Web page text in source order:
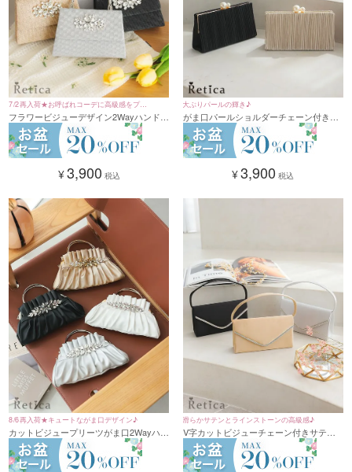
7/2再入荷★お呼ばれコーデに高級感をプラ
ス♪
フラワービジューデザイン2Wayハンドミ
ニバッグ(シルバー/ブラック/ゴールド)
¥3,900 税込
大ぶりパールの輝き♪
がま口パールショルダーチェーン付きプ
リーツ2Wayバッグ(ホワイト/ベージュ/ブ
ラック)
¥3,900 税込
8/6再入荷★キュートながま口デザイン♪
カットビジュープリーツがま口2Wayハン
ドミニバッグ(ホワイト/シルバー/ペール
ゴールド/ブラック)
滑らかサテンとラインストーンの高級感♪
V字カットビジューチェーン付きサテン
2Wayハンドミニバッグ(シルバー/ベージ
ュ/ブラック)